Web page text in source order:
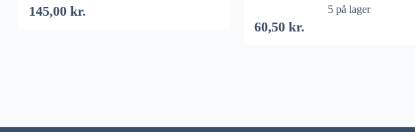
145,00 kr. 5 på lager
60,50 kr.